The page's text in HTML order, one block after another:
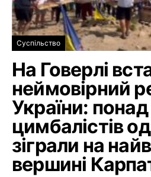
Суспільство
На Говерлі
неймовірний
України:
цимбалістів
зіграли на
вершині